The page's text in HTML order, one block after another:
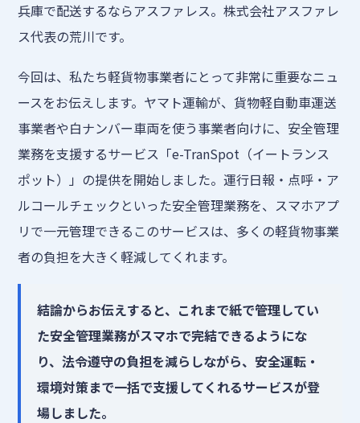
兵庫で配送するならアスファレス。株式会社アスファレ
ス代表の荒川です。
今回は、私たち軽貨物事業者にとって非常に重要なニュ
ースをお伝えします。ヤマト運輸が、貨物軽自動車運送
事業者や白ナンバー車両を使う事業者向けに、安全管理
業務を支援するサービス「e-TranSpot（イートランス
ポット）」の提供を開始しました。運行日報・点呼・ア
ルコールチェックといった安全管理業務を、スマホアプ
リで一元管理できるこのサービスは、多くの軽貨物事業
者の負担を大きく軽減してくれます。
結論からお伝えすると、これまで紙で管理してい
た安全管理業務がスマホで完結できるようにな
り、法令遵守の負担を減らしながら、安全運転・
環境対策まで一括で支援してくれるサービスが登
場しました。